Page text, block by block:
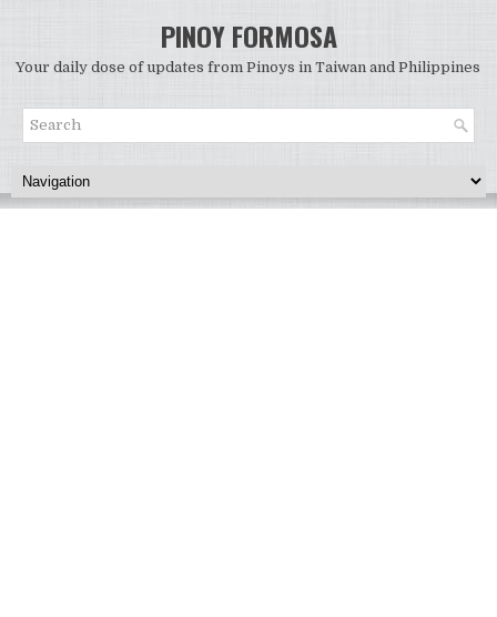
PINOY FORMOSA
Your daily dose of updates from Pinoys in Taiwan and Philippines